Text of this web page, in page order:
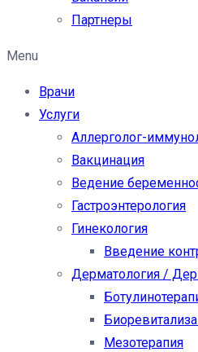
Партнеры
Menu
Врачи
Услуги
Аллерголог-
Вакцинация
Ведение
Гастроэнтерология
Гинекология
Введение
Дерматология /
Мезотерапия